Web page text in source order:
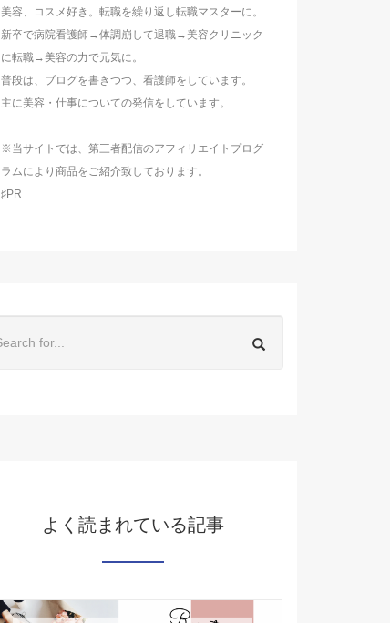
美容、コスメ好き。転職を繰り返し転職マスターに。
新卒で病院看護師→体調崩して退職→美容クリニック
に転職→美容の力で元気に。
普段は、ブログを書きつつ、看護師をしています。
主に美容・仕事についての発信をしています。
※当サイトでは、第三者配信のアフィリエイトプログ
ラムにより商品をご紹介致しております。
♯PR
よく読まれている記事